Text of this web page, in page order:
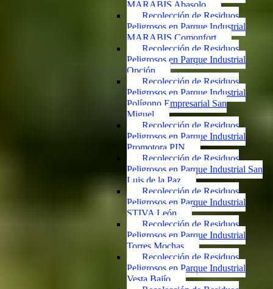
MARABIS Abasolo
Recolección de Residuos
Peligrosos en Parque Industrial
MARABIS Comonfort
Recolección de Residuos
Peligrosos en Parque Industrial
Opción
Recolección de Residuos
Peligrosos en Parque Industrial
Polígono Empresarial San
Miguel
Recolección de Residuos
Peligrosos en Parque Industrial
Promotora PIN
Recolección de Residuos
Peligrosos en Parque Industrial San
Luis de la Paz
Recolección de Residuos
Peligrosos en Parque Industrial
STIVA León
Recolección de Residuos
Peligrosos en Parque Industrial
Torres Mochas
Recolección de Residuos
Peligrosos en Parque Industrial
Vesta Bajío